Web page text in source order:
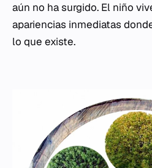
aún no ha surgido. El niño
apariencias inmediatas
lo que existe.